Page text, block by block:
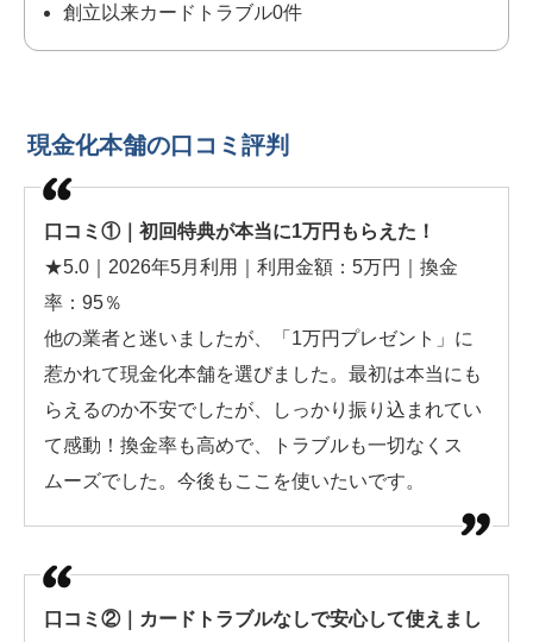
創立以来カードトラブル0件
現金化本舗の口コミ評判
口コミ①｜初回特典が本当に1万円もらえた！
★5.0｜2026年5月利用｜利用金額：5万円｜換金
率：95％
他の業者と迷いましたが、「1万円プレゼント」に
惹かれて現金化本舗を選びました。最初は本当にも
らえるのか不安でしたが、しっかり振り込まれてい
て感動！換金率も高めで、トラブルも一切なくス
ムーズでした。今後もここを使いたいです。
口コミ②｜カードトラブルなしで安心して使えまし